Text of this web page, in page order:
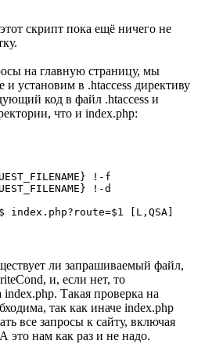
скрипт пока ещё ничего не
на главную страницу, мы
и установим в .htaccess директиву
код в файл .htaccess и
что и index.php:
!-f
!-d
ли запрашиваемый файл,
и, если нет, то
Такая проверка на
так как иначе index.php
все запросы к сайту, включая
это нам как раз и не надо.